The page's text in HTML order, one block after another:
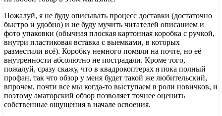
Пожалуй, я не буду описывать процесс доставки (достаточно
быстро и удобно) и не буду мучить читателей описанием и
фото упаковки (обычная плоская картонная коробка с ручкой,
внутри пластиковая вставка с выемками, в которых
разместили всё). Коробку немного помяли на почте, но её
внутренности абсолютно не пострадали. Кроме того,
пожалуй, сразу скажу, что в квадрокоптерах я пока полный
профан, так что обзор у меня будет такой же любительский,
впрочем, почти все мы когда-то выступаем в роли новичков, и
поэтому аматорский обзор позволяет точнее оценить
собственные ощущения в начале освоения.